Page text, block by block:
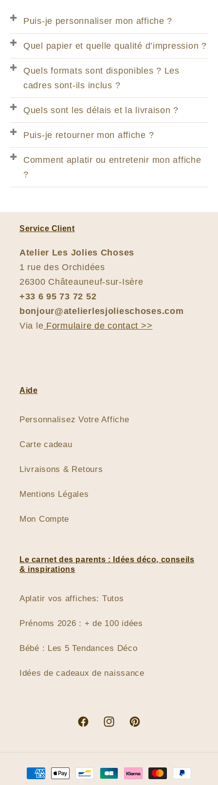
Puis-je personnaliser mon affiche ?
Quel papier et quelle qualité d’impression ?
Quels formats sont disponibles ? Les
cadres sont-ils inclus ?
Quels sont les délais et la livraison ?
Puis-je retourner mon affiche ?
Comment aplatir ou entretenir mon affiche
?
Service Client
Atelier Les Jolies Choses
1 rue des Orchidées
26300 Châteauneuf-sur-Isère
+33 6 95 73 72 52
bonjour@atelierlesjolieschoses.com
Via le Formulaire de contact >>
Aide
Personnalisez Votre Affiche
Carte cadeau
Livraisons & Retours
Mentions Légales
Mon Compte
Le carnet des parents : Idées déco, conseils
& inspirations
Aplatir vos affiches: Tutos
Prénoms 2026 : + de 100 idées
Bébé : Les 5 Tendances Déco
Idées de cadeaux de naissance
FacebookInstagramPinterest
Moyens